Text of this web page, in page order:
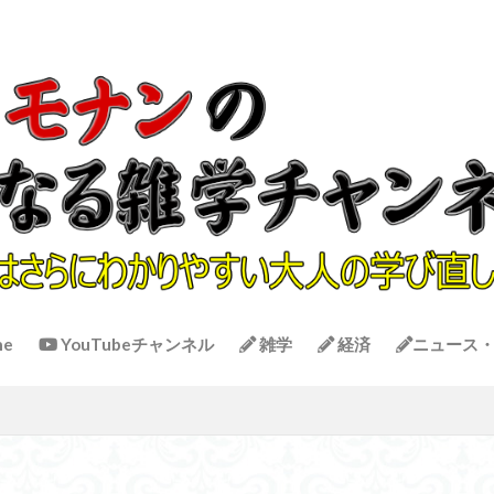
YouTubeチャンネル 雑学 経済 ニュース